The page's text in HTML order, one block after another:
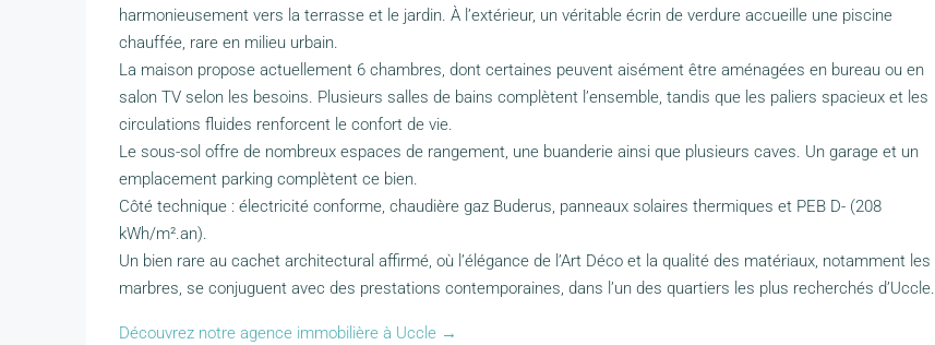
harmonieusement vers la terrasse et le jardin. À l’extérieur, un véritable écrin de verdure accueille une piscine
chauffée, rare en milieu urbain.
La maison propose actuellement 6 chambres, dont certaines peuvent aisément être aménagées en bureau ou en
salon TV selon les besoins. Plusieurs salles de bains complètent l’ensemble, tandis que les paliers spacieux et les
circulations fluides renforcent le confort de vie.
Le sous-sol offre de nombreux espaces de rangement, une buanderie ainsi que plusieurs caves. Un garage et un
emplacement parking complètent ce bien.
Côté technique : électricité conforme, chaudière gaz Buderus, panneaux solaires thermiques et PEB D- (208
kWh/m².an).
Un bien rare au cachet architectural affirmé, où l’élégance de l’Art Déco et la qualité des matériaux, notamment les
marbres, se conjuguent avec des prestations contemporaines, dans l’un des quartiers les plus recherchés d’Uccle.
Découvrez notre agence immobilière à Uccle →